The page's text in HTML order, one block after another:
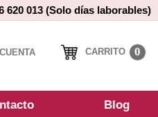
620 013 (Solo días laborables)
CARRITO 0
Blog